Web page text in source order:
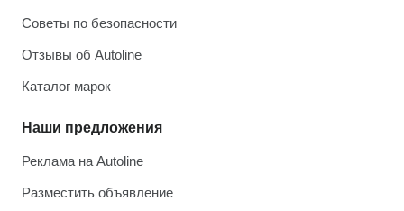
Советы по безопасности
Отзывы об Autoline
Каталог марок
Наши предложения
Реклама на Autoline
Разместить объявление